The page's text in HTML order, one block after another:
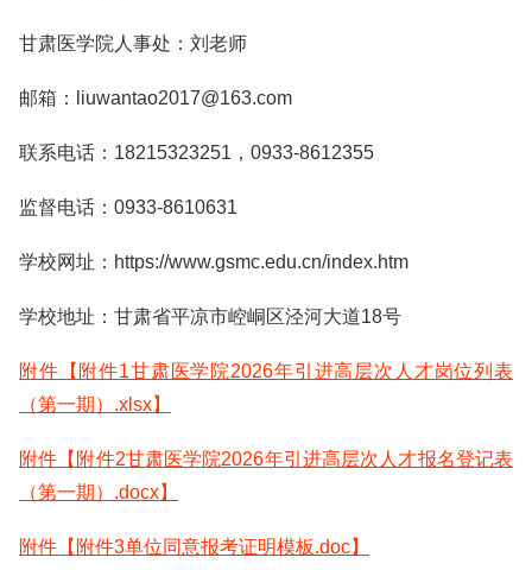
甘肃医学院人事处：刘老师
邮箱：liuwantao2017@163.com
联系电话：18215323251，0933-8612355
监督电话：0933-8610631
学校网址：https://www.gsmc.edu.cn/index.htm
学校地址：甘肃省平凉市崆峒区泾河大道18号
附件【附件1甘肃医学院2026年引进高层次人才岗位列表
（第一期）.xlsx】
附件【附件2甘肃医学院2026年引进高层次人才报名登记表
（第一期）.docx】
附件【附件3单位同意报考证明模板.doc】